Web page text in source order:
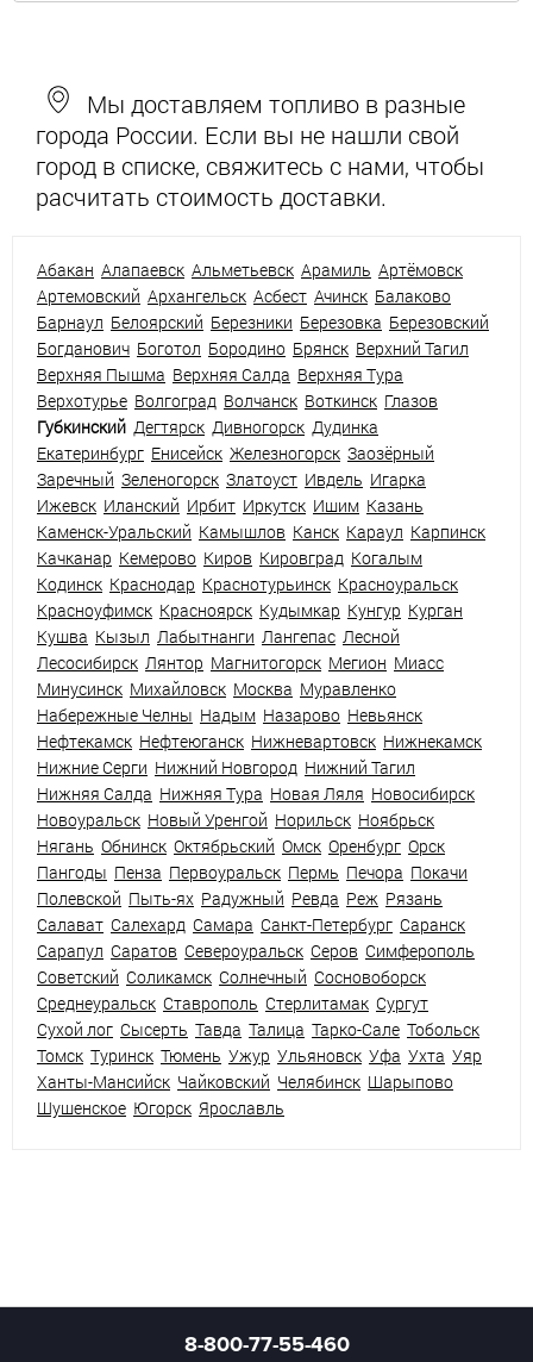
Мы доставляем топливо в разные
города России. Если вы не нашли свой
город в списке, свяжитесь с нами, чтобы
расчитать стоимость доставки.
Абакан Алапаевск Альметьевск Арамиль Артёмовск
Артемовский Архангельск Асбест Ачинск Балаково
Барнаул Белоярский Березники Березовка Березовский
Богданович Боготол Бородино Брянск Верхний Тагил
Верхняя Пышма Верхняя Салда Верхняя Тура
Верхотурье Волгоград Волчанск Воткинск Глазов
Губкинский Дегтярск Дивногорск Дудинка
Екатеринбург Енисейск Железногорск Заозёрный
Заречный Зеленогорск Златоуст Ивдель Игарка
Ижевск Иланский Ирбит Иркутск Ишим Казань
Каменск-Уральский Камышлов Канск Караул Карпинск
Качканар Кемерово Киров Кировград Когалым
Кодинск Краснодар Краснотурьинск Красноуральск
Красноуфимск Красноярск Кудымкар Кунгур Курган
Кушва Кызыл Лабытнанги Лангепас Лесной
Лесосибирск Лянтор Магнитогорск Мегион Миасс
Минусинск Михайловск Москва Муравленко
Набережные Челны Надым Назарово Невьянск
Нефтекамск Нефтеюганск Нижневартовск Нижнекамск
Нижние Серги Нижний Новгород Нижний Тагил
Нижняя Салда Нижняя Тура Новая Ляля Новосибирск
Новоуральск Новый Уренгой Норильск Ноябрьск
Нягань Обнинск Октябрьский Омск Оренбург Орск
Пангоды Пенза Первоуральск Пермь Печора Покачи
Полевской Пыть-ях Радужный Ревда Реж Рязань
Салават Салехард Самара Санкт-Петербург Саранск
Сарапул Саратов Североуральск Серов Симферополь
Советский Соликамск Солнечный Сосновоборск
Среднеуральск Ставрополь Стерлитамак Сургут
Сухой лог Сысерть Тавда Талица Тарко-Сале Тобольск
Томск Туринск Тюмень Ужур Ульяновск Уфа Ухта Уяр
Ханты-Мансийск Чайковский Челябинск Шарыпово
Шушенское Югорск Ярославль
8-800-77-55-460